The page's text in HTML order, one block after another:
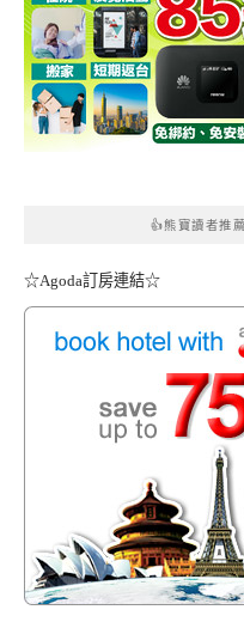
👍熊寶讀者推
☆Agoda訂房連結☆